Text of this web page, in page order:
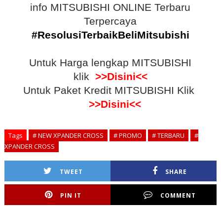
info MITSUBISHI ONLINE Terbaru
Terpercaya
#ResolusiTerbaikBeliMitsubishi
Untuk Harga lengkap MITSUBISHI
klik >>Disini<<
Untuk Paket Kredit MITSUBISHI Klik
>>Disini<<
Tags # NEW XPANDER CROSS # PROMO # TERBARU
#
XPANDER CROSS
TWEET SHARE
PIN IT COMMENT